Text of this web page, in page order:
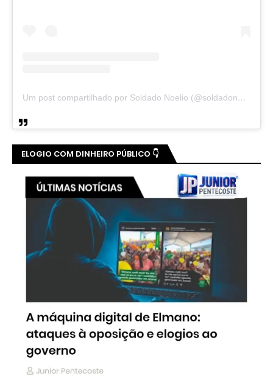
Um post compartilhado por Soldado Noelio (@soldadonoelio)
ELOGIO COM DINHEIRO PÚBLICO 👇